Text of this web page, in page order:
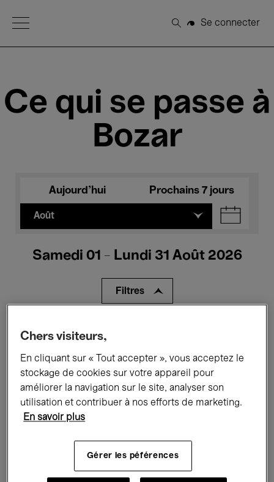
Open Menu
Rechercher
Se connecter
Ce qui se passe à
Bozar
Aujourd'hui Prochains 7 jours
Août
Samedi 01 - Lundi 31 Août 2026
Filtres
Tous les événements
Expositions Films Performances
Rencontres & Débats Jazz
Musique classique
Musique électronique
Chers visiteurs,
En cliquant sur « Tout accepter », vous acceptez le
stockage de cookies sur votre appareil pour
améliorer la navigation sur le site, analyser son
utilisation et contribuer à nos efforts de marketing.
En savoir plus
Gérer les péférences